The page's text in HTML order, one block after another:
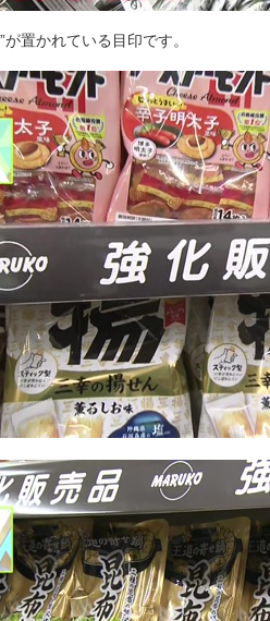
置かれている目印です。